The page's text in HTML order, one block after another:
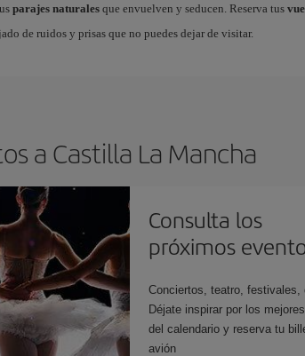
parajes naturalesque envuelven y seducen. Reserva tus
de ruidos y prisas que no puedes dejar de visitar.
a Castilla La Mancha
Consulta los
próximos
Conciertos, teatro, festivales,
Déjate inspirar por los
del calendario y reserva tu
avión